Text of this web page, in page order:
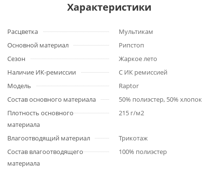
Характеристики
Расцветка
Мультикам
Основной материал
Рипстоп
Сезон
Жаркое лето
Наличие ИК-ремиссии
С ИК ремиссией
Модель
Raptor
Состав основного материала
50% полиэстер, 50% хлопок
Плотность основного
материала
215 г/м2
Влагоотводящий материал
Трикотаж
Состав влагоотводящего
материала
100% полиэстер